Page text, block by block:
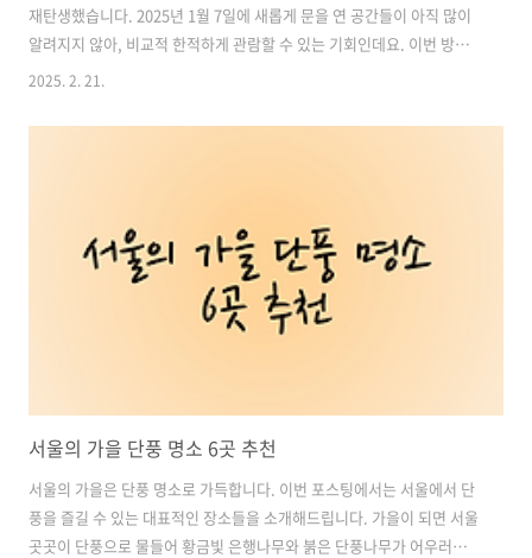
재탄생했습니다. 2025년 1월 7일에 새롭게 문을 연 공간들이 아직 많이
알려지지 않아, 비교적 한적하게 관람할 수 있는 기회인데요. 이번 방문
에서는 서울숲의 곤충식물원과 꽃사슴 방사장을 중심으로 한 명소들을
성되어 있으며, 자연과 도시가 조화를 이루는 대표적인 녹지 공간입니다.
정돈된 모습으로 방문객을 맞이합니다. 그럼 지금부터 서울숲의 숨은 명
소들을 하나씩 ..
2025. 2. 21.
서울의 가을 단풍 명소 6곳 추천
서울의 가을은 단풍 명소로 가득합니다. 이번 포스팅에서는 서울에서 단
풍을 즐길 수 있는 대표적인 장소들을 소개해드립니다. 가을이 되면 서울
곳곳이 단풍으로 물들어 황금빛 은행나무와 붉은 단풍나무가 어우러져